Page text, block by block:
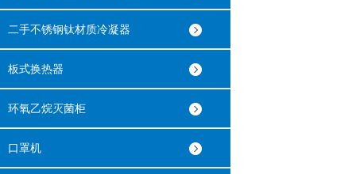
二手不锈钢钛材质冷凝器
板式换热器
环氧乙烷灭菌柜
口罩机